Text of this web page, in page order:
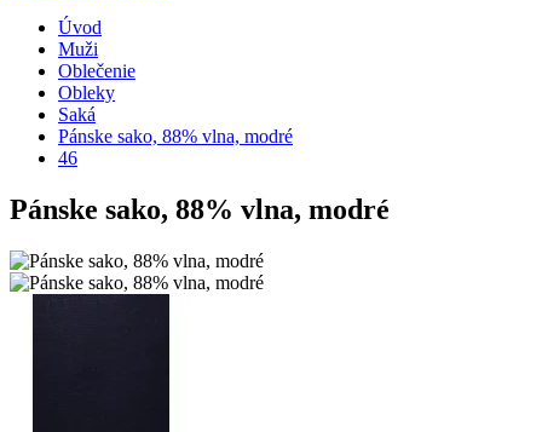
Úvod
Muži
Oblečenie
Obleky
Saká
Pánske sako, 88% vlna, modré
46
Pánske sako, 88% vlna, modré